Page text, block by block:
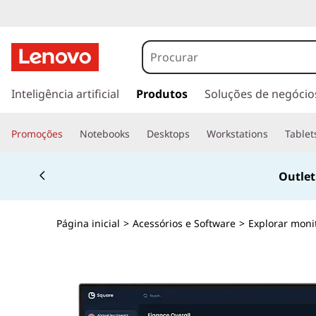
a
a
r
Inteligência artificial Produtos Soluções de
Promoções Notebooks Desktops Workstations
Página inicial > Acessórios e Software > Explorar